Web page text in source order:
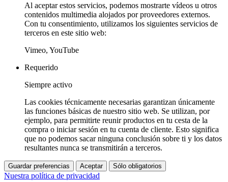
Al aceptar estos servicios, podemos mostrarte vídeos u otros
contenidos multimedia alojados por proveedores externos.
Con tu consentimiento, utilizamos los siguientes servicios de
terceros en este sitio web:
Vimeo, YouTube
Requerido
Siempre activo
Las cookies técnicamente necesarias garantizan únicamente
las funciones básicas de nuestro sitio web. Se utilizan, por
ejemplo, para permitirte reunir productos en tu cesta de la
compra o iniciar sesión en tu cuenta de cliente. Esto significa
que no podemos sacar ninguna conclusión sobre ti y los datos
resultantes nunca se transmitirán a terceros.
Guardar preferencias Aceptar Sólo obligatorios
Nuestra política de privacidad